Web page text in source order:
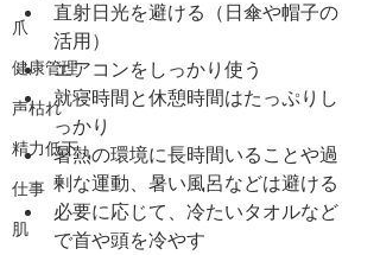
爪
健康管理
声枯れ
精力低下
仕事
肌
直射日光を避ける（日傘や帽子の
活用）
エアコンをしっかり使う
就寝時間と休憩時間はたっぷりし
っかり
暑熱の環境に長時間いることや過
剰な運動、暑い風呂などは避ける
必要に応じて、冷たいタオルなど
で首や頭を冷やす